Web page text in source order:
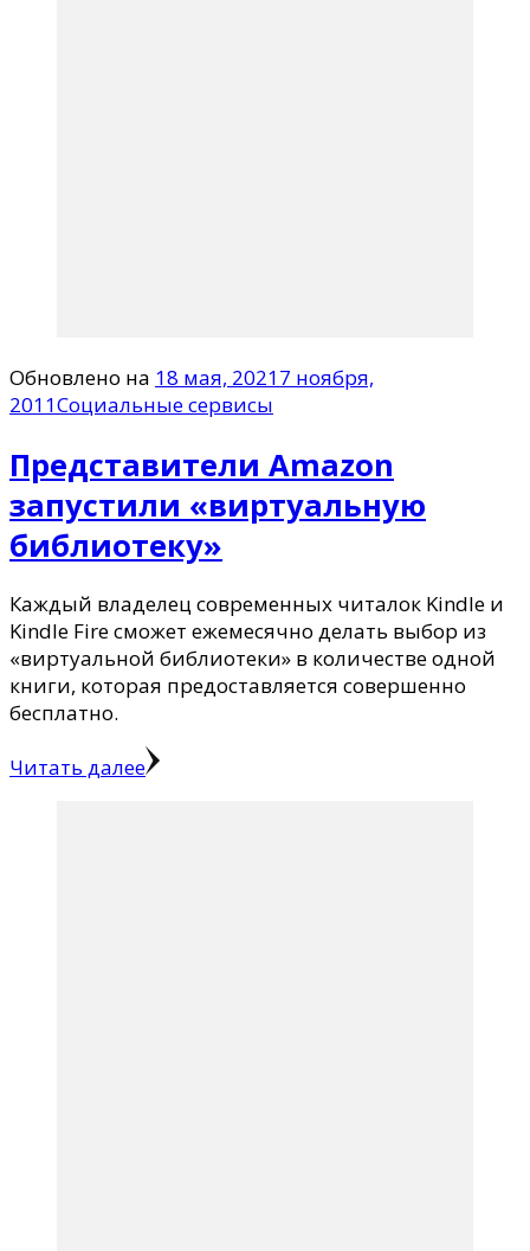
Обновлено на 18 мая, 20217 ноября,
2011Социальные сервисы
Представители Amazon
запустили «виртуальную
библиотеку»
Каждый владелец современных читалок Kindle и
Kindle Fire сможет ежемесячно делать выбор из
«виртуальной библиотеки» в количестве одной
книги, которая предоставляется совершенно
бесплатно.
Читать далее